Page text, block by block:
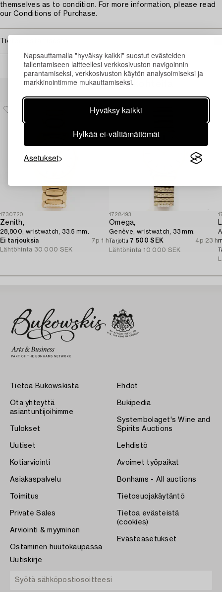
Napsauttamalla "hyväksy kaikki" suostut evästeiden
tallentamiseen laitteellesi verkkosivuston navigoinnin
parantamiseksi, verkkosivuston käytön analysoimiseksi ja
markkinointimme mukauttamiseksi.
Hyväksy kaikki
Hylkää ei-välttämättömät
Asetukset
themselves as to condition. For more information, please read
our Conditions of Purchase.
Tietoa ostamisesta
Muiden katsomia kohteita
1730720
Zenith,
28,800, wristwatch, 33.5 mm.
Ei tarjouksia
7p 1 h
Lähtöhinta 30 000 SEK
1728493
Omega,
Genève, wristwatch, 33 mm.
Tarjottu 7 500 SEK
4p 23 h
Lähtöhinta 10 000 SEK
Tietoa Bukowskista
Ota yhteyttä
asiantuntijoihimme
Tulokset
Uutiset
Kotiarviointi
Asiakaspalvelu
Toimitus
Private Sales
Arviointi & myyminen
Ostaminen huutokaupassa
Ehdot
Bukipedia
Systembolaget's Wine and
Spirits Auctions
Lehdistö
Avoimet työpaikat
Bonhams - All auctions
Tietosuojakäytäntö
Tietoa evästeistä
(cookies)
Evästeasetukset
Uutiskirje